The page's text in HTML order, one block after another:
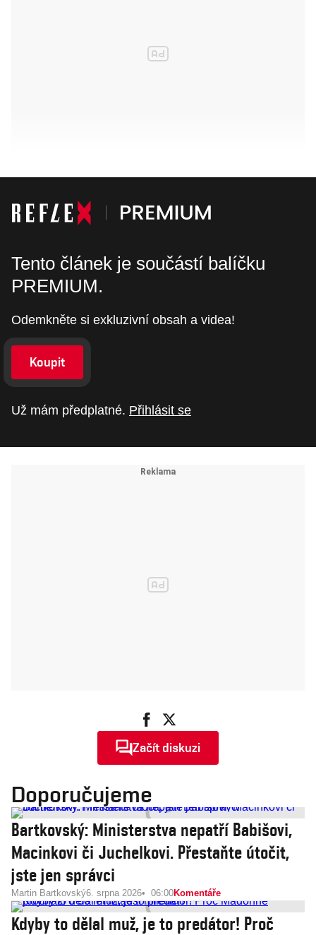
Tento článek je součástí balíčku
PREMIUM.
Odemkněte si exkluzivní obsah a videa!
Koupit
Už mám předplatné. Přihlásit se
Začít diskuzi
Doporučujeme
Bartkovský: Ministerstva nepatří Babišovi,
Macinkovi či Juchelkovi. Přestaňte útočit,
jste jen správci
Martin Bartkovský6. srpna 2026 06:00Komentáře
Kdyby to dělal muž, je to predátor! Proč